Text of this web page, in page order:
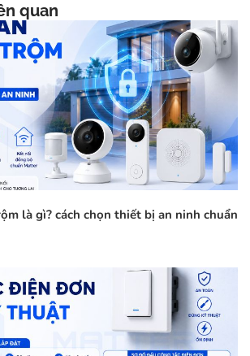
quan
là gì? cách chọn thiết bị an ninh chuẩn